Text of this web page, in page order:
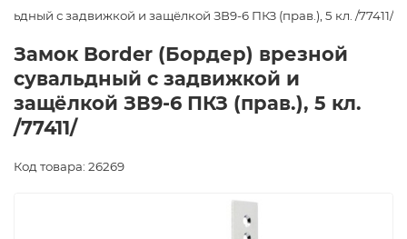
с задвижкой и защёлкой ЗВ9-6 ПКЗ (прав.), 5 кл. /77411/
Замок Border (Бордер) врезной
сувальдный с задвижкой и
защёлкой ЗВ9-6 ПКЗ (прав.), 5 кл.
/77411/
Код товара: 26269